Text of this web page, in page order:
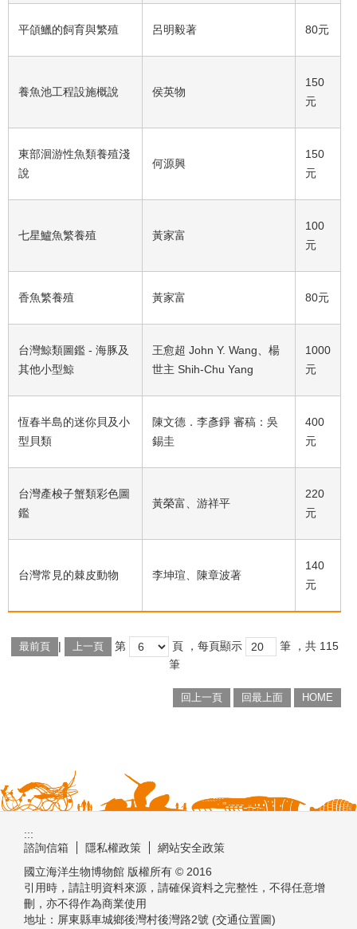
平頜鱲的飼育與繁殖 呂明毅著 80元
養魚池工程設施概說 侯英物
150
元
東部洄游性魚類養殖淺
說
何源興
150
元
七星鱸魚繁養殖 黃家富
100
元
香魚繁養殖 黃家富 80元
台灣鯨類圖鑑 - 海豚及
其他小型鯨
王愈超 John Y. Wang、楊
世主 Shih-Chu Yang
1000
元
恆春半島的迷你貝及小
型貝類
陳文德．李彥錚 審稿：吳
錫圭
400
元
台灣產梭子蟹類彩色圖
鑑
黃榮富、游祥平
220
元
台灣常見的棘皮動物 李坤瑄、陳章波著
140
元
最前頁 | 上一頁 第 頁 ，每頁顯示 筆 ，共 115
筆
回上一頁 回最上面 HOME
:::
諮詢信箱
隱私權政策
網站安全政策
國立海洋生物博物館 版權所有 © 2016
引用時，請註明資料來源，請確保資料之完整性，不得任意增
刪，亦不得作為商業使用
地址：屏東縣車城鄉後灣村後灣路2號 (交通位置圖)